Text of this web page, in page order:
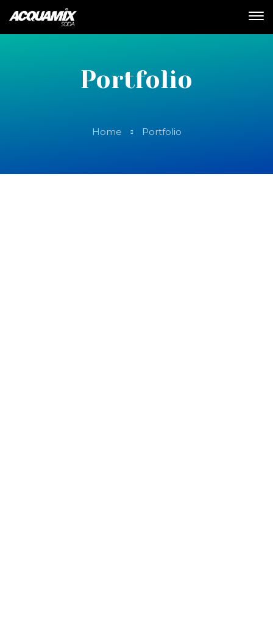
Portfolio
Home Portfolio